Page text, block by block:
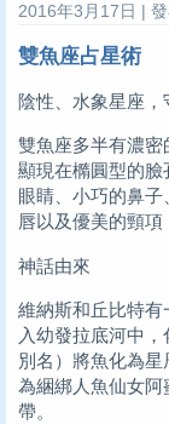
2016年3月17日 |
雙魚座占星術
陰性、水象星座，
雙魚座多半有濃
顯現在橢圓型的
眼睛、小巧的鼻
唇以及優美的頸項
神話由來
維納斯和丘比特有
入幼發拉底河中
別名）將魚化為
為綑綁人魚仙女阿
帶。